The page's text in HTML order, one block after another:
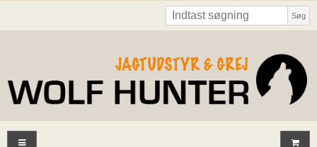
Søg